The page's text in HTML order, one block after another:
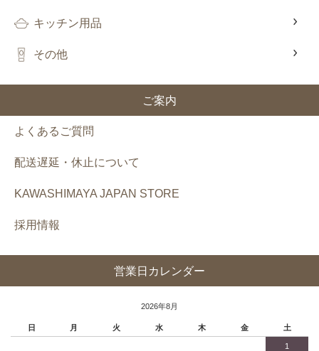
キッチン用品
その他
ご案内
よくあるご質問
配送遅延・休止について
KAWASHIMAYA JAPAN STORE
採用情報
営業日カレンダー
2026年8月
日 月 火 水 木 金 土
1